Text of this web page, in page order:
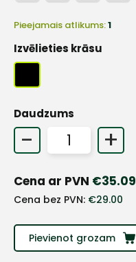
Pieejamais atlikums:1
Izvēlieties krāsu
Daudzums
- +
Cena ar PVN €35.09
Cena bez PVN: €29.00
Pievienot grozam
+